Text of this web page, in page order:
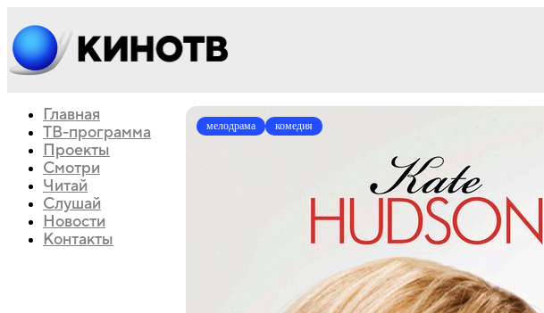
Главная
ТВ-программа
Проекты
Смотри
Читай
Слушай
Новости
Контакты
мелодрама комедия